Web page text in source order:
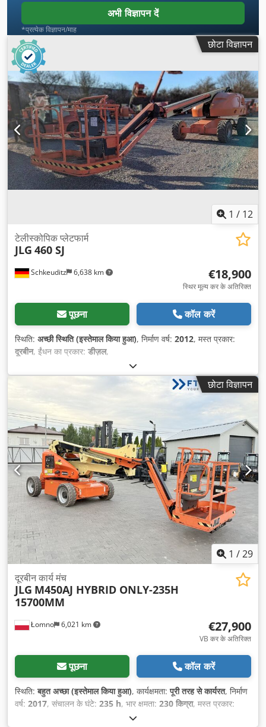
अभी विज्ञापन दें
*प्रत्येक विज्ञापन/माह
छोटा विज्ञापन
1 / 12
Schkeuditz 6,638 km
टेलीस्कोपिक प्लेटफार्म
JLG 460 SJ
€18,900
स्थिर मूल्य कर के अतिरिक्त
पूछना कॉल करें
स्थिति: अच्छी स्थिति (इस्तेमाल किया हुआ), निर्माण वर्ष: 2012, मस्त प्रकार:
दूरबीन, ईंधन का प्रकार: डीज़ल,
छोटा विज्ञापन
1 /29
Łomno 6,021 km
दूरबीन कार्य मंच
JLG M450AJ HYBRID ONLY-235H
15700MM
€27,900
VB कर के अतिरिक्त
पूछना कॉल करें
स्थिति:बहुत अच्छा (इस्तेमाल किया हुआ), कार्यक्षमता:पूरी तरह से कार्यरत, निर्माण
वर्ष: 2017, संचालन के घंटे: 235 h, भार क्षमता: 230 किग्रा, मस्त प्रकार:
, उठाने की शक्ति: